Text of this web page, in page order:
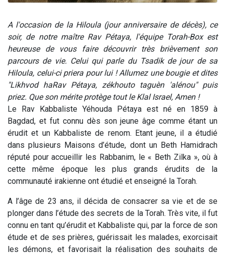
A l'occasion de la Hiloula (jour anniversaire de décès), ce
soir, de notre maître Rav Pétaya, l'équipe Torah-Box est
heureuse de vous faire découvrir très brièvement son
parcours de vie. Celui qui parle du Tsadik de jour de sa
Hiloula, celui-ci priera pour lui ! Allumez une bougie et dites
"Likhvod haRav Pétaya, zékhouto taguèn 'alénou" puis
priez. Que son mérite protège tout le Klal Israel, Amen !
Le Rav Kabbaliste Yéhouda Pétaya est né en 1859 à
Bagdad, et fut connu dès son jeune âge comme étant un
érudit et un Kabbaliste de renom. Etant jeune, il a étudié
dans plusieurs Maisons d’étude, dont un Beth Hamidrach
réputé pour accueillir les Rabbanim, le « Beth Zilka », où à
cette même époque les plus grands érudits de la
communauté irakienne ont étudié et enseigné la Torah.
A l’âge de 23 ans, il décida de consacrer sa vie et de se
plonger dans l’étude des secrets de la Torah. Très vite, il fut
connu en tant qu’érudit et Kabbaliste qui, par la force de son
étude et de ses prières, guérissait les malades, exorcisait
les démons, et favorisait la réalisation des souhaits de